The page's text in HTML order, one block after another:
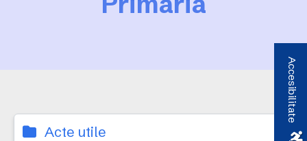
Acte utile
Accesibilitate